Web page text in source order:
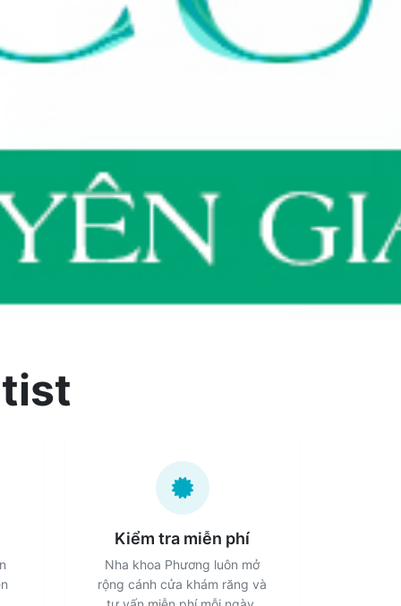
Kiểm tra miễn phí
Nha khoa Phương luôn mở
rộng cánh cửa khám răng và